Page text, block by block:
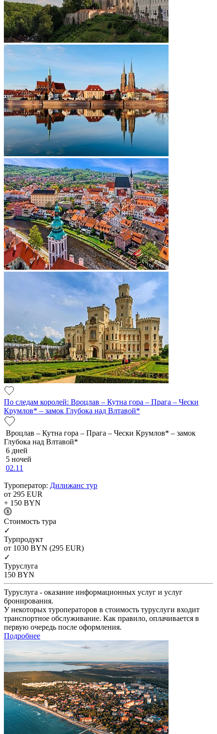
По следам королей: Вроцлав – Кутна гора – Прага – Чески
Крумлов* – замок Глубока над Влтавой*
Вроцлав – Кутна гора – Прага – Чески Крумлов* – замок
Глубока над Влтавой*
6 дней
5 ночей
02.11
Туроператор: Дилижанс тур
от 295 EUR
+ 150 BYN
Cтоимость тура
✓
Турпродукт
от 1030 BYN (295 EUR)
✓
Туруслуга
150 BYN
Туруслуга - оказание информационных услуг и услуг
бронирования.
У некоторых туроператоров в стоимость туруслуги входит
транспортное обслуживание. Как правило, оплачивается в
первую очередь после оформления.
Подробнее